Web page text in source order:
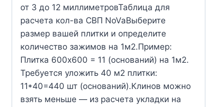
от 3 до 12 миллиметровТаблица для
расчета кол-ва СВП NoVaВыберите
размер вашей плитки и определите
количество зажимов на 1м2.Пример:
Плитка 600х600 = 11 (оснований) на 1м2.
Требуется уложить 40 м2 плитки:
11*40=440 шт (оснований).Клинов можно
взять меньше — из расчета укладки на